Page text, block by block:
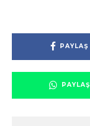
PAYLAŞ
PAYLAŞ